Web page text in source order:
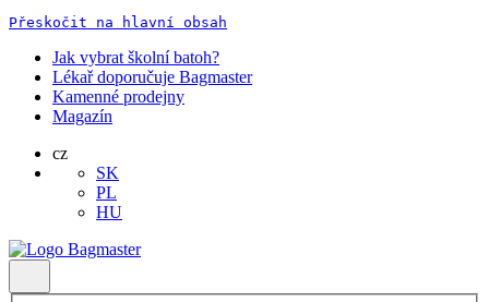
Přeskočit na hlavní obsah
Jak vybrat školní batoh?
Lékař doporučuje Bagmaster
Kamenné prodejny
Magazín
cz
SK
PL
HU